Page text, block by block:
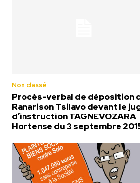
Non classé
Procès-verbal de déposition
Ranarison Tsilavo devant le
d’instruction TAGNEVOZARA
Hortense du 3 septembre